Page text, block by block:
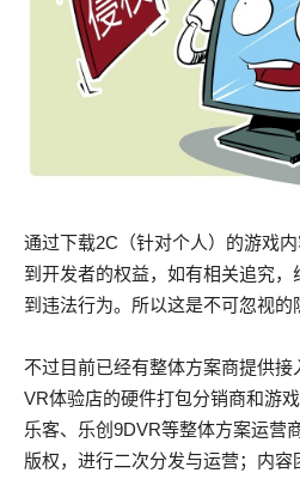
通过下载2C（针对个人）的游戏
到开发者的权益，如有相关追究
到违法行为。所以这是不可忽视的
不过目前已经有整体方案商提供接
VR体验店的硬件打包分销商和游
乐客、乐创9DVR等整体方案运营
版权，进行二次分发与运营；内